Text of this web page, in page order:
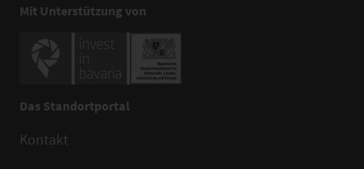
Mit Unterstützung von
Das Standortportal
Kontakt